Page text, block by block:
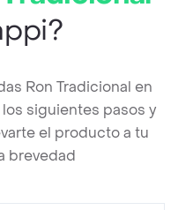
Ron Tradicional en
siguientes pasos y
el producto a tu
brevedad